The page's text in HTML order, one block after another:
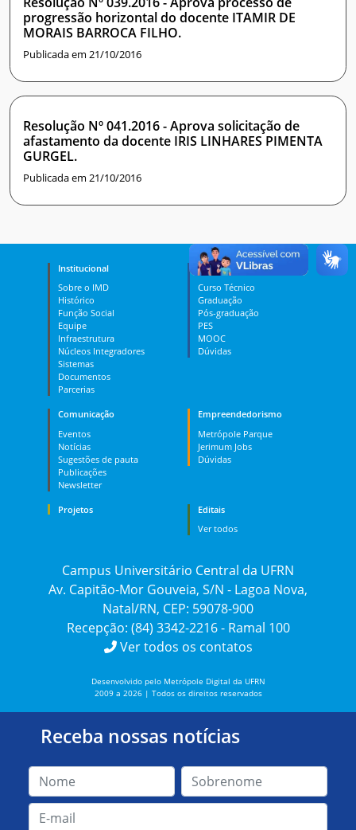
progressão horizontal do docente ITAMIR DE
MORAIS BARROCA FILHO.
Publicada em 21/10/2016
Resolução Nº 041.2016 - Aprova solicitação de
afastamento da docente IRIS LINHARES PIMENTA
GURGEL.
Publicada em 21/10/2016
Institucional
Sobre o IMD
Histórico
Função Social
Equipe
Infraestrutura
Núcleos Integradores
Sistemas
Documentos
Parcerias
Ensino
Curso Técnico
Graduação
Pós-graduação
PES
MOOC
Dúvidas
Comunicação
Eventos
Notícias
Sugestões de pauta
Publicações
Newsletter
Empreendedorismo
Metrópole Parque
Jerimum Jobs
Dúvidas
Projetos
Editais
Ver todos
Campus Universitário Central da UFRN
Av. Capitão-Mor Gouveia, S/N - Lagoa Nova,
Natal/RN, CEP: 59078-900
Recepção: (84) 3342-2216 - Ramal 100
Ver todos os contatos
Desenvolvido pelo Metrópole Digital da UFRN
2009 a 2026 | Todos os direitos reservados
Receba nossas notícias